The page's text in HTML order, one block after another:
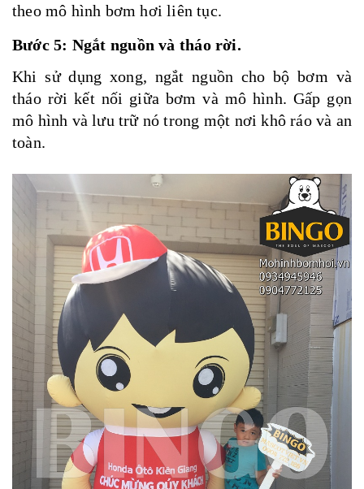
theo mô hình bơm hơi liên tục.
Bước 5: Ngắt nguồn và tháo rời.
Khi sử dụng xong, ngắt nguồn cho bộ bơm và
tháo rời kết nối giữa bơm và mô hình. Gấp gọn
mô hình và lưu trữ nó trong một nơi khô ráo và an
toàn.